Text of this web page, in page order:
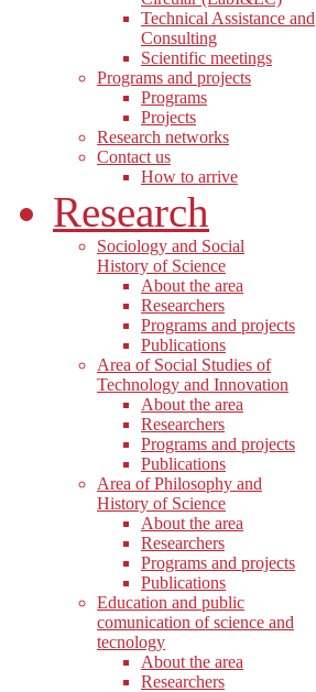
Technical Assistance and
Consulting
Scientific meetings
Programs and projects
Programs
Projects
Research networks
Contact us
How to arrive
Research
Sociology and Social
History of Science
About the area
Researchers
Programs and projects
Publications
Area of Social Studies of
Technology and Innovation
About the area
Researchers
Programs and projects
Publications
Area of Philosophy and
History of Science
About the area
Researchers
Programs and projects
Publications
Education and public
comunication of science and
tecnology
About the area
Researchers